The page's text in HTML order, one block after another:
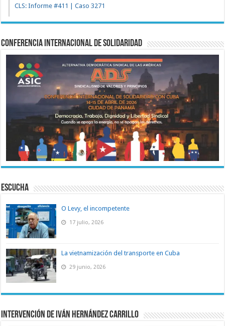
CLS: Informe #411 | Caso 3271
Conferencia Internacional de Solidaridad
ESCUCHA
O Levy, el incompetente
17 julio, 2026
La vietnamización del transporte en Cuba
29 junio, 2026
Intervención de Iván Hernández Carrillo